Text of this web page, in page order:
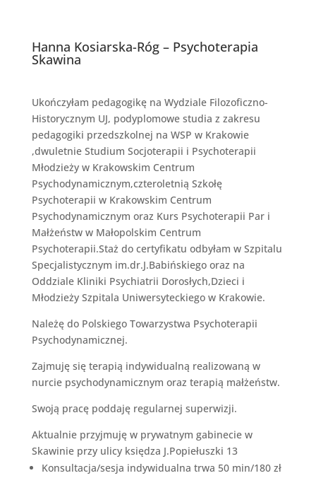
Hanna Kosiarska-Róg – Psychoterapia
Skawina
Ukończyłam pedagogikę na Wydziale Filozoficzno-
Historycznym UJ, podyplomowe studia z zakresu
pedagogiki przedszkolnej na WSP w Krakowie
,dwuletnie Studium Socjoterapii i Psychoterapii
Młodzieży w Krakowskim Centrum
Psychodynamicznym,czteroletnią Szkołę
Psychoterapii w Krakowskim Centrum
Psychodynamicznym oraz Kurs Psychoterapii Par i
Małżeństw w Małopolskim Centrum
Psychoterapii.Staż do certyfikatu odbyłam w Szpitalu
Specjalistycznym im.dr.J.Babińskiego oraz na
Oddziale Kliniki Psychiatrii Dorosłych,Dzieci i
Młodzieży Szpitala Uniwersyteckiego w Krakowie.
Należę do Polskiego Towarzystwa Psychoterapii
Psychodynamicznej.
Zajmuję się terapią indywidualną realizowaną w
nurcie psychodynamicznym oraz terapią małżeństw.
Swoją pracę poddaję regularnej superwizji.
Aktualnie przyjmuję w prywatnym gabinecie w
Skawinie przy ulicy księdza J.Popiełuszki 13
Konsultacja/sesja indywidualna trwa 50 min/180 zł